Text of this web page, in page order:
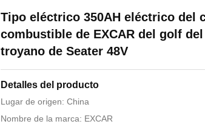
Tipo eléctrico 350AH eléctrico del
combustible de EXCAR del golf
troyano de Seater 48V
Detalles del producto
Lugar de origen: China
Nombre de la marca: EXCAR